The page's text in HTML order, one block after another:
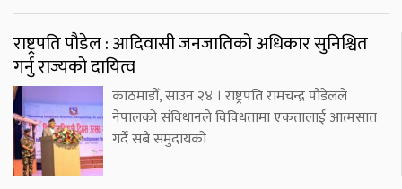
राष्ट्रपति पौडेल : आदिवासी जनजातिको अधिकार सुनिश्चित
गर्नु राज्यको दायित्व
काठमाडौँ, साउन २४ । राष्ट्रपति रामचन्द्र पौडेलले
नेपालको संविधानले विविधतामा एकतालाई आत्मसात
गर्दै सबै समुदायको